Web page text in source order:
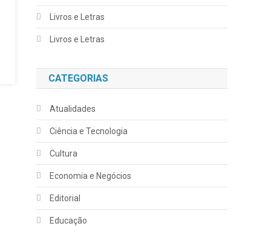
Livros e Letras
Livros e Letras
CATEGORIAS
Atualidades
Ciência e Tecnologia
Cultura
Economia e Negócios
Editorial
Educação